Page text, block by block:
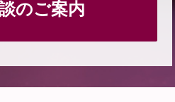
のご案内